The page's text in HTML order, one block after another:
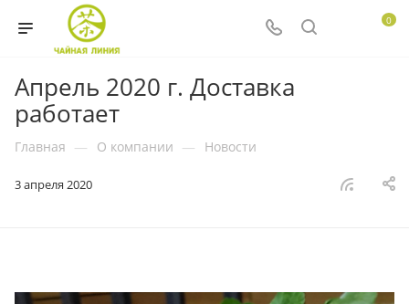
0
Апрель 2020 г. Доставка
работает
Главная — О компании — Новости
3 апреля 2020